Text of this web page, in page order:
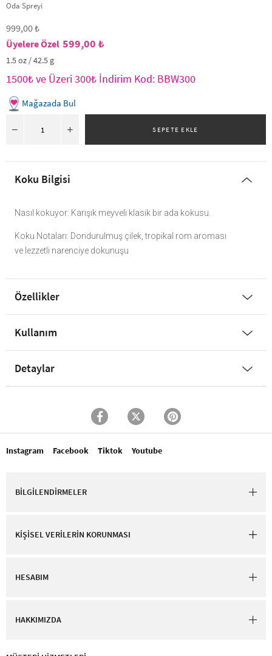
Oda Spreyi
999,00 ₺
599,00 ₺
1.5 oz / 42.5 g
1500₺ ve Üzeri 300₺ İndirim Kod: BBW300
Mağazada Bul
Koku Bilgisi
Nasıl kokuyor: Karışık meyveli klasik bir ada kokusu.
Koku Notaları: Dondurulmuş çilek, tropikal rom aroması
ve lezzetli narenciye dokunuşu
Özellikler
Kullanım
Detaylar
Instagram Facebook Tiktok Youtube
BİLGİLENDİRMELER
KİŞİSEL VERİLERİN KORUNMASI
HESABIM
HAKKIMIZDA